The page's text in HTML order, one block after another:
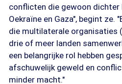
conflicten die gewoon dichter
Oekraïne en Gaza", begint ze.
die multilaterale organisaties
drie of meer landen
een belangrijke rol hebben
afschuwelijk geweld en
minder macht."